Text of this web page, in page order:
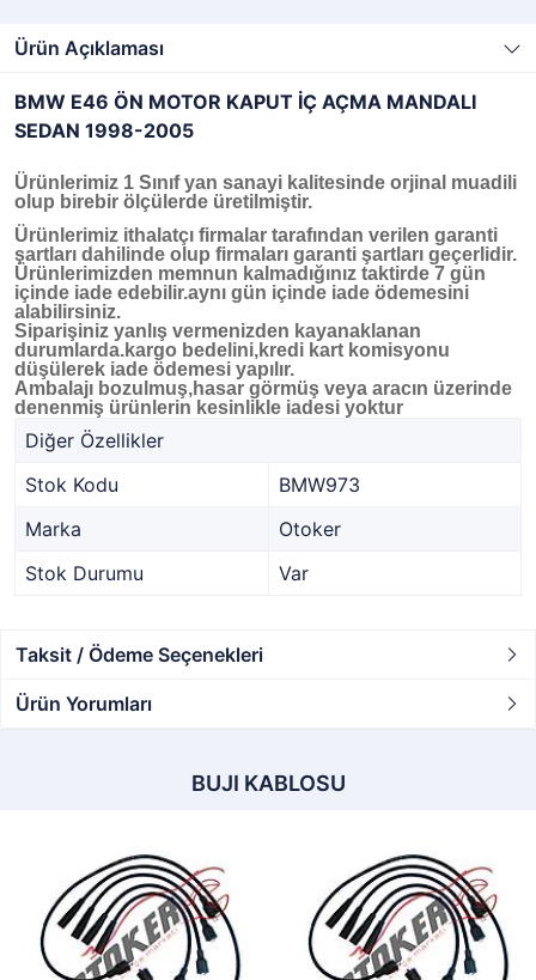
Ürün Açıklaması
BMW E46 ÖN MOTOR KAPUT İÇ AÇMA MANDALI
SEDAN 1998-2005
Ürünlerimiz 1 Sınıf yan sanayi kalitesinde orjinal muadili
olup birebir ölçülerde üretilmiştir.
Ürünlerimiz ithalatçı firmalar tarafından verilen garanti
şartları dahilinde olup firmaları garanti şartları geçerlidir.
Ürünlerimizden memnun kalmadığınız taktirde 7 gün
içinde iade edebilir.aynı gün içinde iade ödemesini
alabilirsiniz.
Siparişiniz yanlış vermenizden kayanaklanan
durumlarda.kargo bedelini,kredi kart komisyonu
düşülerek iade ödemesi yapılır.
Ambalajı bozulmuş,hasar görmüş veya aracın üzerinde
denenmiş ürünlerin kesinlikle iadesi yoktur
Diğer Özellikler
Stok Kodu
BMW973
Marka
Otoker
Stok Durumu
Var
Taksit / Ödeme Seçenekleri
Ürün Yorumları
BUJI KABLOSU